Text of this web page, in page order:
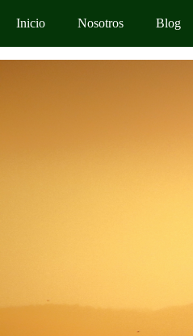
Inicio Nosotros Blog